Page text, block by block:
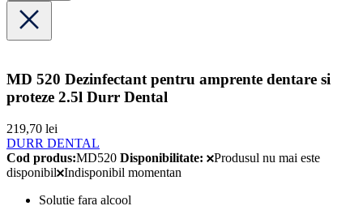
MD 520 Dezinfectant pentru amprente dentare si
proteze 2.5l Durr Dental
219,70 lei
DURR DENTAL
Cod produs:MD520 Disponibilitate:
Produsul nu mai este
disponibil Indisponibil momentan
Solutie fara alcool